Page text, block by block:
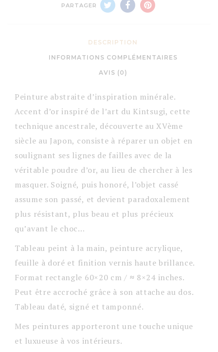
PARTAGER
DESCRIPTION
INFORMATIONS COMPLÉMENTAIRES
AVIS (0)
Peinture abstraite d’inspiration minérale.
Accent d’or inspiré de l’art du Kintsugi, cette
technique ancestrale, découverte au XVème
siècle au Japon, consiste à réparer un objet en
soulignant ses lignes de failles avec de la
véritable poudre d’or, au lieu de chercher à les
masquer. Soigné, puis honoré, l’objet cassé
assume son passé, et devient paradoxalement
plus résistant, plus beau et plus précieux
qu’avant le choc…
Tableau peint à la main, peinture acrylique,
feuille à doré et finition vernis haute brillance.
Format rectangle 60×20 cm / ≈ 8×24 inches.
Peut être accroché grâce à son attache au dos.
Tableau daté, signé et tamponné.
Mes peintures apporteront une touche unique
et luxueuse à vos intérieurs.